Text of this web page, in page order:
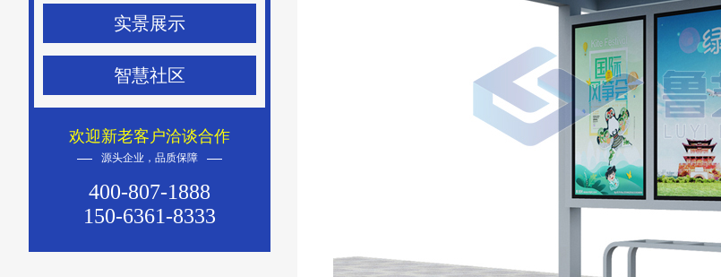
实景展示
智慧社区
欢迎新老客户洽谈合作
源头企业，品质保障
400-807-1888
150-6361-8333